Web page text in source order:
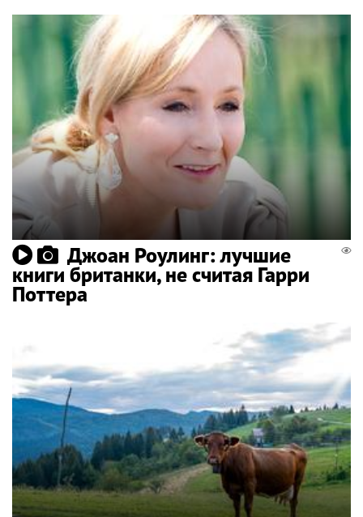
Джоан Роулинг: лучшие
книги британки, не считая Гарри
Поттера